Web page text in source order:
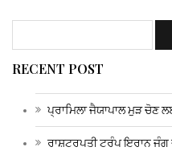
RECENT POST
ਪ੍ਰਾਮਿਲਾ ਜੈਯਾਪਾਲ ਮੁੜ ਚੋਣ
ਰਾਸ਼ਟਰਪਤੀ ਟਰੰਪ ਇਰਾਨ ਜੰਗ